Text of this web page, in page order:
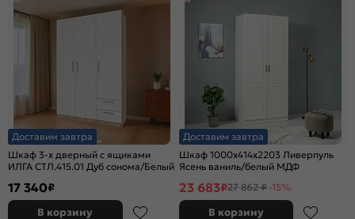
Доставим завтра
Шкаф 3-х дверный с ящиками
ИЛГА СТЛ.415.01 Дуб сонома/Белый
17 340₽
В корзину
Доставим завтра
Шкаф 1000x414x2203 Ливерпуль
Ясень ваниль/белый МДФ
23 683₽27 862 ₽ -15%
В корзину